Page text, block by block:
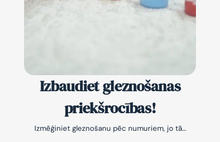
Izbaudiet gleznošanas
priekšrocības!
Izmēģiniet gleznošanu pēc numuriem, jo tā…